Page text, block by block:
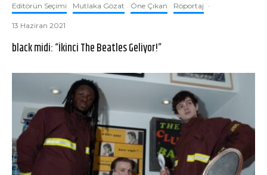
Editörün Seçimi Mutlaka Gözat Öne Çıkan Röportaj ·
13 Haziran 2021
black midi: “İkinci The Beatles Geliyor!”